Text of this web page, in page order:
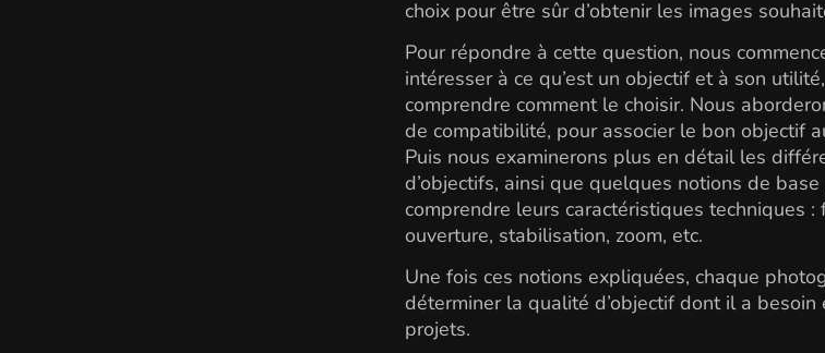
choix pour être sûr d’obtenir les images
Pour répondre à cette question, nous
intéresser à ce qu’est un objectif et à son
comprendre comment le choisir. Nous
de compatibilité, pour associer le bon objectif
Puis nous examinerons plus en détail les
d’objectifs, ainsi que quelques notions de
comprendre leurs caractéristiques techniques :
ouverture, stabilisation, zoom, etc.
Une fois ces notions expliquées, chaque
déterminer la qualité d’objectif dont il a besoin
projets.